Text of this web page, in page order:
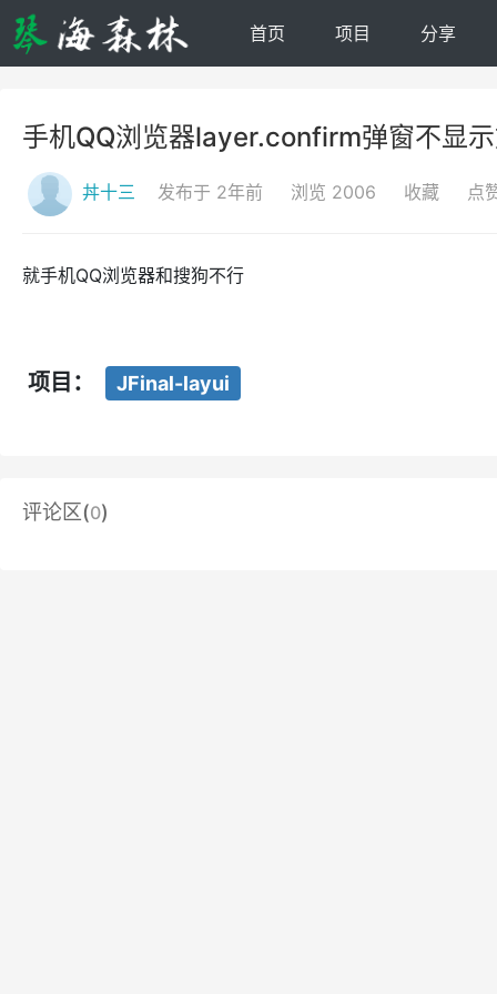
首页 项目 分享
手机QQ浏览器layer.confirm弹窗不显
丼十三 发布于 2年前 浏览 2006 收藏 点
就手机QQ浏览器和搜狗不行
项目： JFinal-layui
评论区(0)